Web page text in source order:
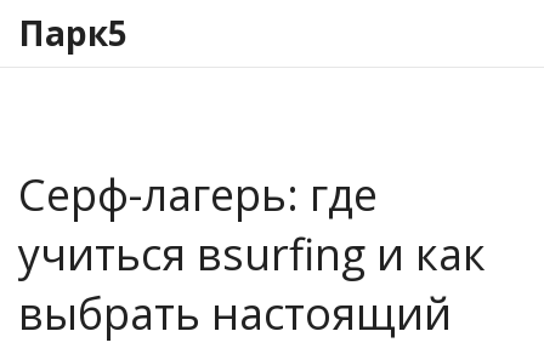
Парк5
Серф-лагерь: где
учиться вsurfing и как
выбрать настоящий